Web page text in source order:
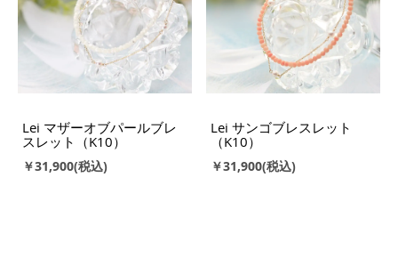
Lei マザーオブパールブレ
スレット（K10）
￥31,900
Lei サンゴブレスレット
（K10）
￥31,900